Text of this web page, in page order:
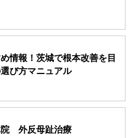
情報！茨城で根本改善を目
び方マニュアル
外反母趾治療